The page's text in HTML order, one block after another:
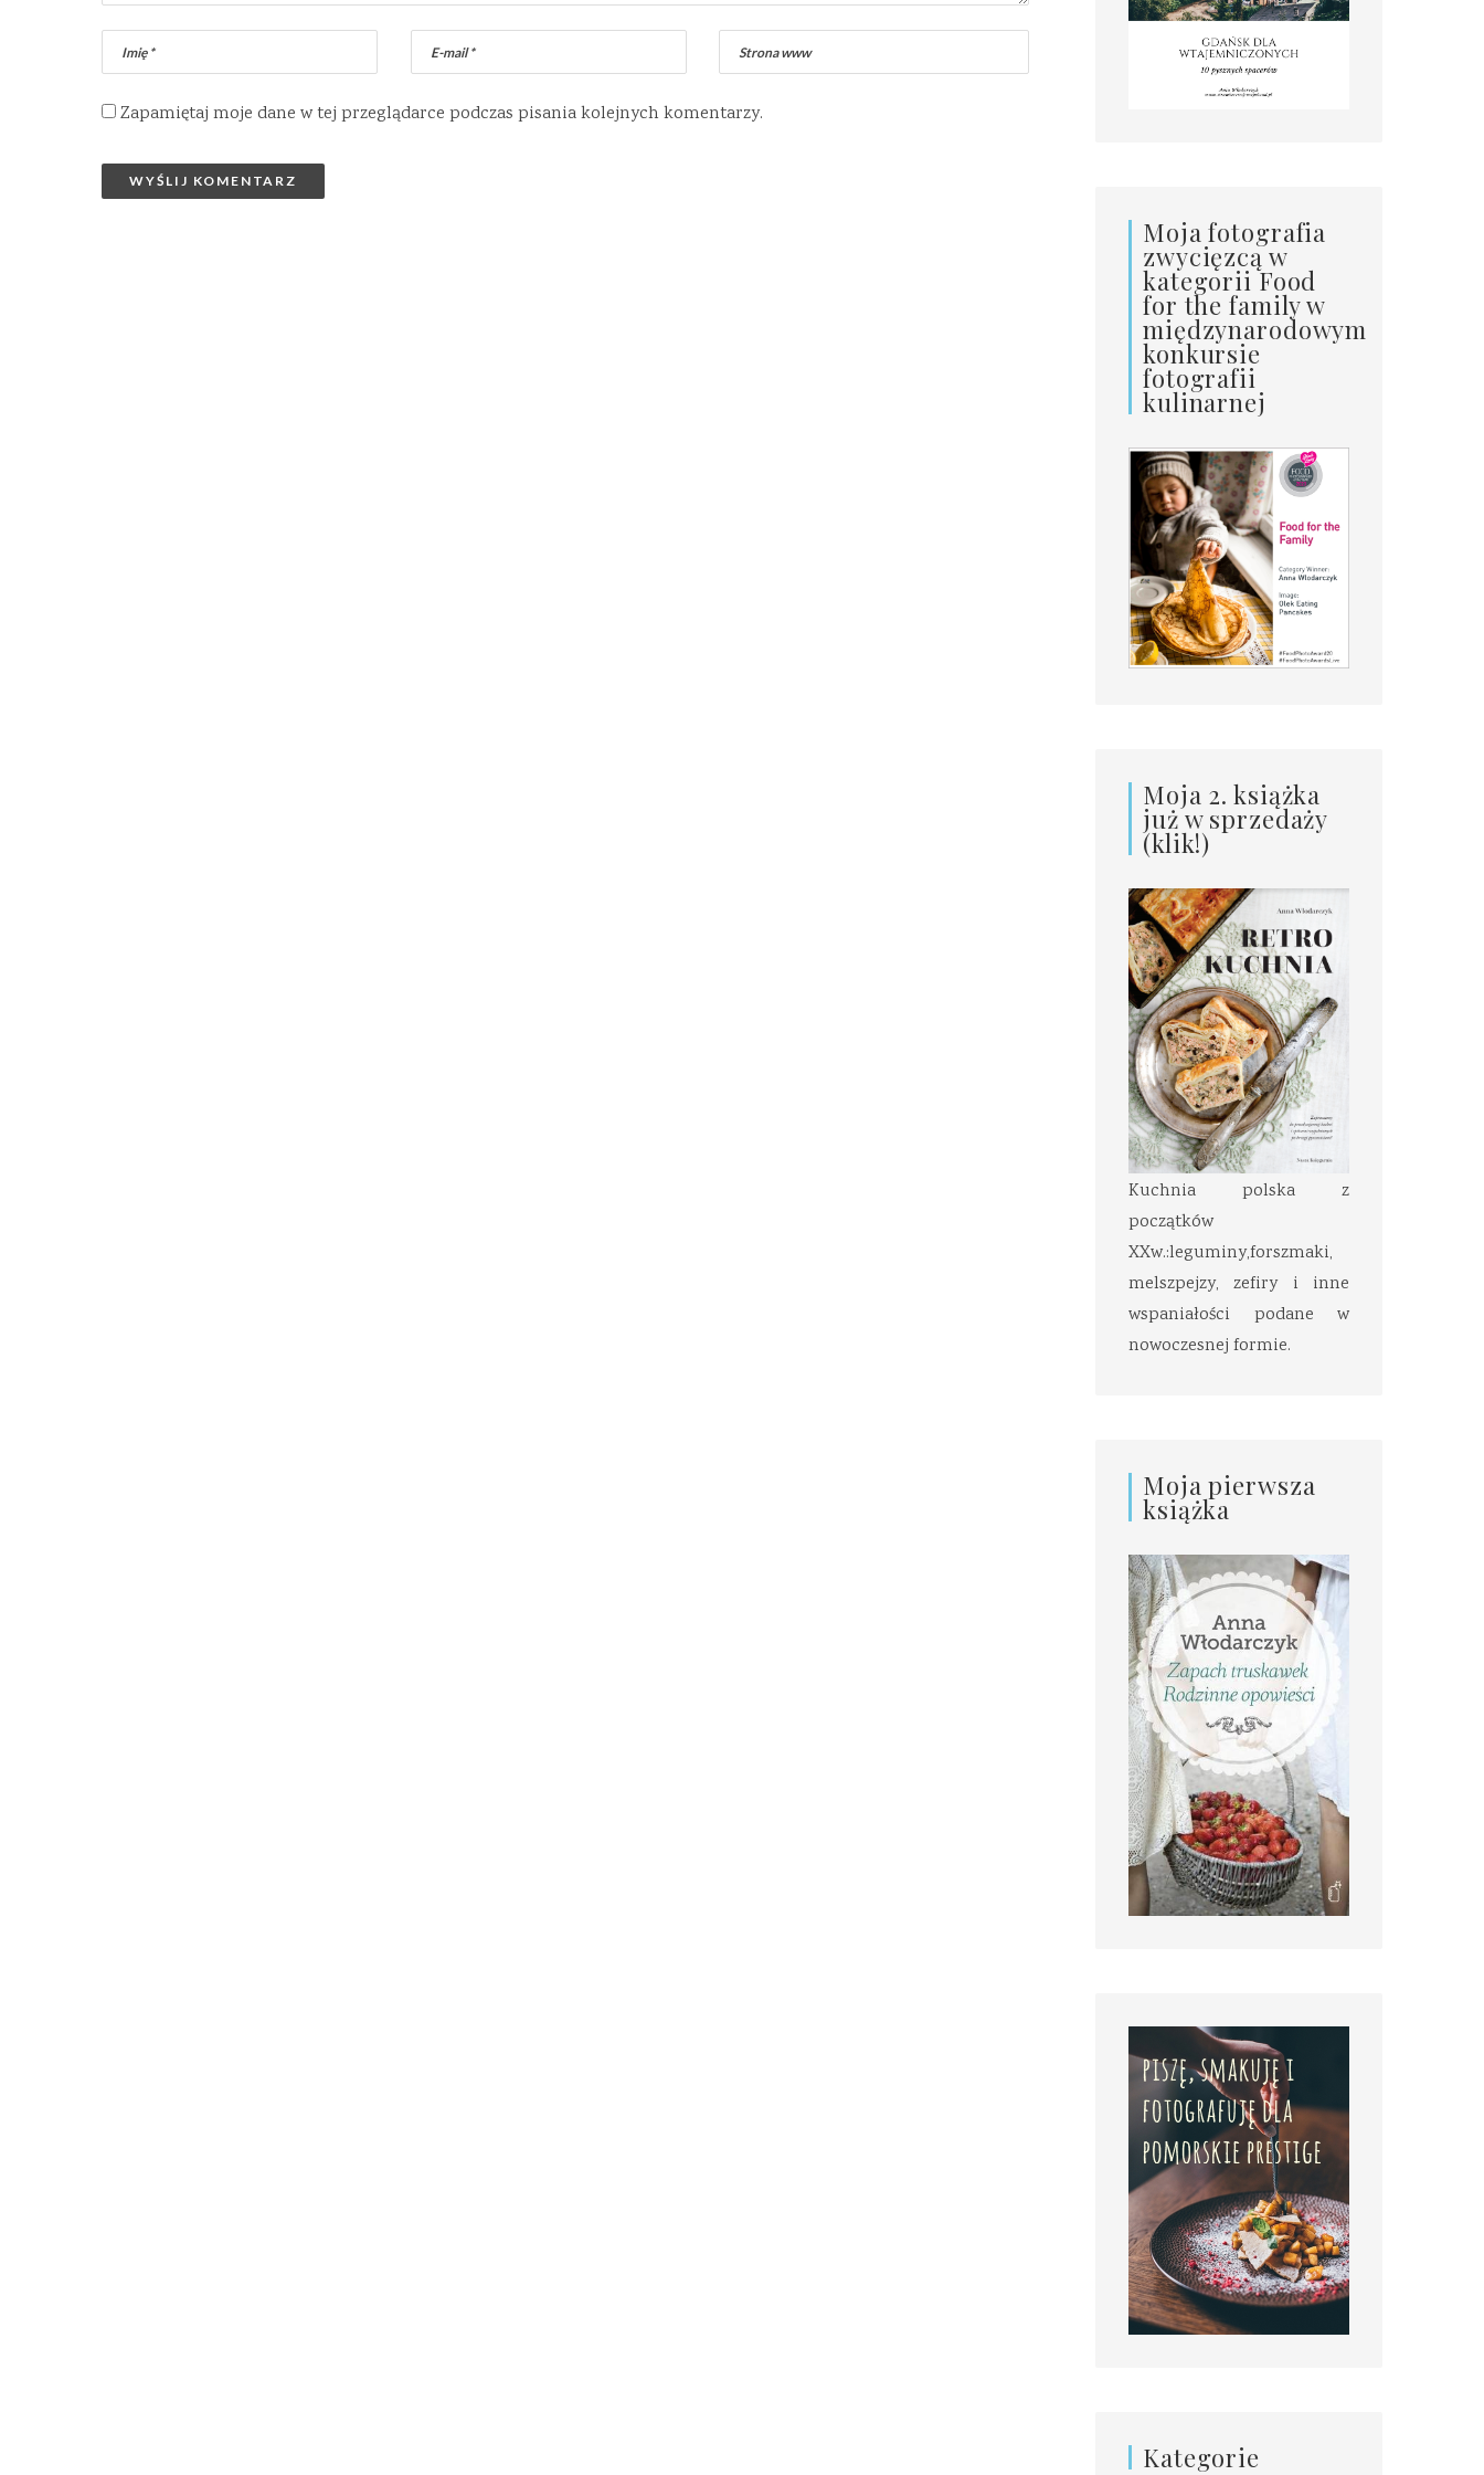
Zapamiętaj moje dane w tej przeglądarce podczas pisania kolejnych komentarzy.
Moja fotografia
zwycięzcą w
kategorii Food
for the family w
międzynarodowym
konkursie
fotografii
kulinarnej
Moja 2. książka
już w sprzedaży
(klik!)
Kuchnia polska z
początków
XXw.:leguminy,forszmaki,
melszpejzy, zefiry i inne
wspaniałości podane w
nowoczesnej formie.
Moja pierwsza
książka
Kategorie